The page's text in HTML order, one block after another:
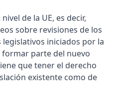
de la UE, es decir,
sobre revisiones de los
iniciados por la
parte del nuevo
que tener el derecho
existente como de